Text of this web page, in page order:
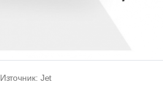
Източник: Jet